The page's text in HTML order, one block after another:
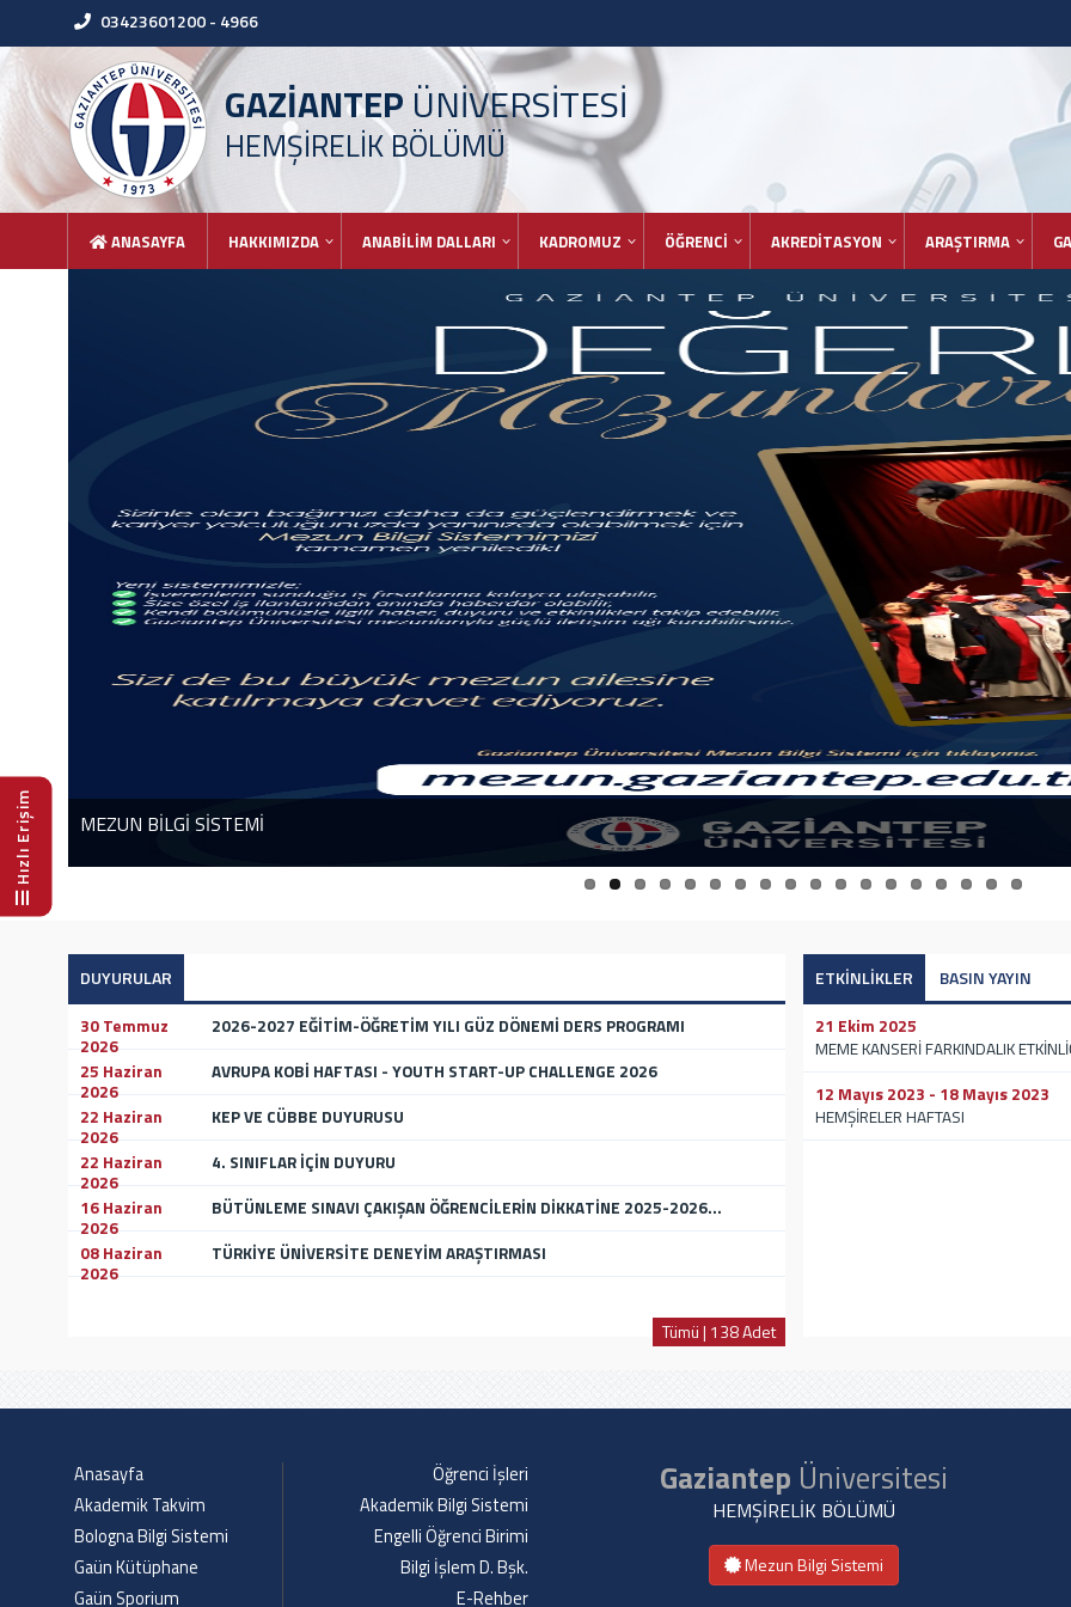
Hızlı Erişim
03423601200 - 4966
GAZİANTEP ÜNİVERSİTESİ
HEMŞİRELİK BÖLÜMÜ
ANASAYFA HAKKIMIZDA ANABİLİM DALLARI KADROMUZ ÖĞRENCİ AKREDİTASYON ARAŞTIRMA
MEZUN BİLGİ SİSTEMİ
DUYURULAR
30 Temmuz
2026
2026-2027 EĞİTİM-ÖĞRETİM YILI GÜZ DÖNEMİ DERS PROGRAMI
25 Haziran
2026
AVRUPA KOBİ HAFTASI - YOUTH START-UP CHALLENGE 2026
22 Haziran
2026
KEP VE CÜBBE DUYURUSU
22 Haziran
2026
4. SINIFLAR İÇİN DUYURU
16 Haziran
2026
BÜTÜNLEME SINAVI ÇAKIŞAN ÖĞRENCİLERİN DİKKATİNE 2025-2026...
08 Haziran
2026
TÜRKİYE ÜNİVERSİTE DENEYİM ARAŞTIRMASI
Tümü | 138 Adet
ETKİNLİKLER BASIN YAYIN
21 Ekim 2025
MEME KANSERİ FARKINDALIK
12 Mayıs 2023 - 18 Mayıs 2023
HEMŞİRELER HAFTASI
Anasayfa
Akademik Takvim
Bologna Bilgi Sistemi
Gaün Kütüphane
Gaün Sporium
Öğrenci İşleri
Akademik Bilgi Sistemi
Engelli Öğrenci Birimi
Bilgi İşlem D. Bşk.
E-Rehber
Gaziantep Üniversitesi
HEMŞİRELİK BÖLÜMÜ
Mezun Bilgi Sistemi